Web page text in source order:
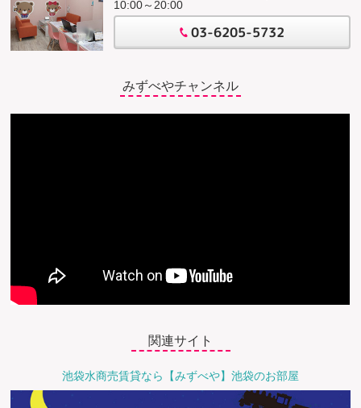
10:00～20:00
03-6205-5732
みずべやチャンネル
関連サイト
池袋水商売賃貸なら【みずべや】池袋のお部屋